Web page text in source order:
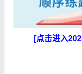
[点击进入